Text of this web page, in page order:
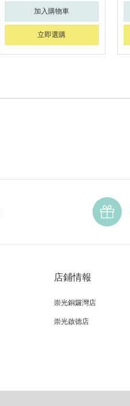
加入購物車
立即選購
店鋪情報
崇光銅鑼灣店
崇光啟德店